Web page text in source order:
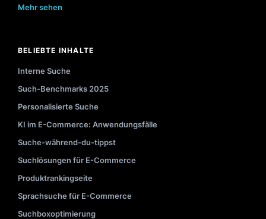
Mehr sehen
BELIEBTE INHALTE
Interne Suche
Such-Benchmarks 2025
Personalisierte Suche
KI im E-Commerce: Anwendungsfälle
Suche-während-du-tippst
Suchlösungen für E-Commerce
Produktrankingseite
Sprachsuche für E-Commerce
Suchboxoptimierung